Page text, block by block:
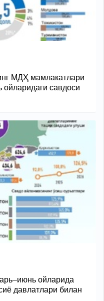
МДҲ мамлакатлари
савдоси
ойларида
давлатлари билан